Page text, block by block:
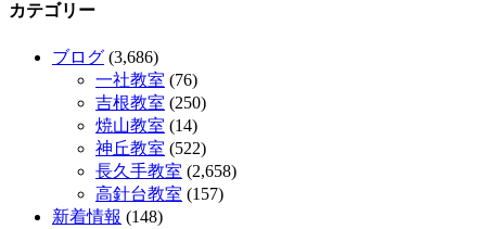
カテゴリー
ブログ (3,686)
一社教室 (76)
吉根教室 (250)
焼山教室 (14)
神丘教室 (522)
長久手教室 (2,658)
高針台教室 (157)
新着情報 (148)